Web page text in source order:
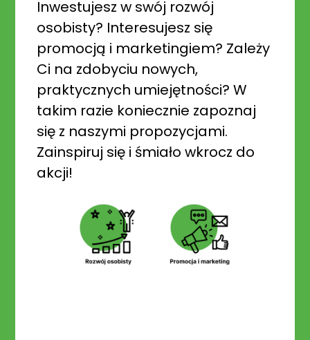
Inwestujesz w swój rozwój
osobisty? Interesujesz się
promocją i marketingiem? Zależy
Ci na zdobyciu nowych,
praktycznych umiejętności? W
takim razie koniecznie zapoznaj
się z naszymi propozycjami.
Zainspiruj się i śmiało wkrocz do
akcji!